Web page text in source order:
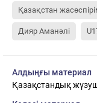
Қазақстан
Дияр Аманәлі
Алдыңғы материал
Қазақстандық